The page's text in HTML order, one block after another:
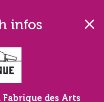
infos
des Arts